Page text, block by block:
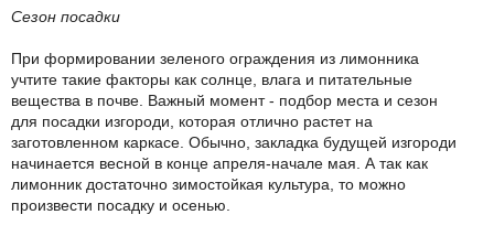
Сезон посадки
При формировании зеленого ограждения из лимонника
учтите такие факторы как солнце, влага и питательные
вещества в почве. Важный момент - подбор места и сезон
для посадки изгороди, которая отлично растет на
заготовленном каркасе. Обычно, закладка будущей изгороди
начинается весной в конце апреля-начале мая. А так как
лимонник достаточно зимостойкая культура, то можно
произвести посадку и осенью.